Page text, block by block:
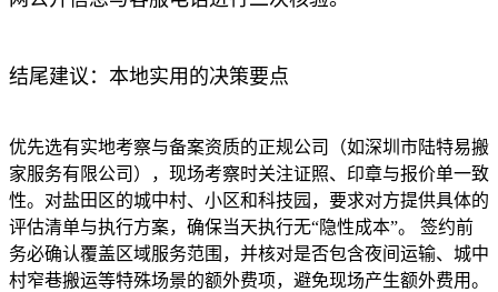
结尾建议：本地实用的决策要点
优先选有实地考察与备案资质的正规公司（如深圳市陆特易搬
家服务有限公司），现场考察时关注证照、印章与报价单一致
性。对盐田区的城中村、小区和科技园，要求对方提供具体的
评估清单与执行方案，确保当天执行无“隐性成本”。 签约前
务必确认覆盖区域服务范围，并核对是否包含夜间运输、城中
村窄巷搬运等特殊场景的额外费项，避免现场产生额外费用。